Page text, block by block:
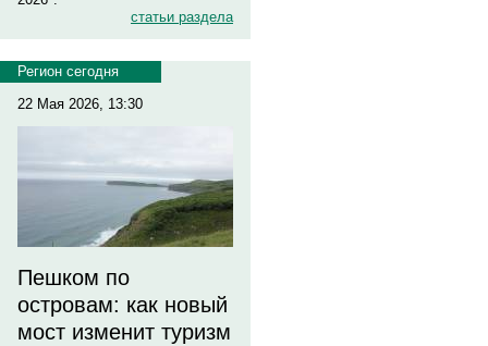
статьи раздела
Регион сегодня
22 Мая 2026, 13:30
Пешком по
островам: как новый
мост изменит туризм